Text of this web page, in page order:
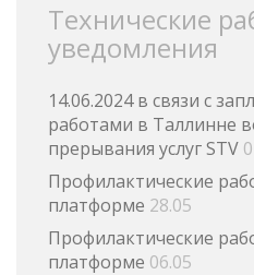
Технические
уведомления
14.06.2024 в связи с
работами в Таллинне
прерывания услуг STV
Профилактические
платформе 28.05
Профилактические
платформе 06.05